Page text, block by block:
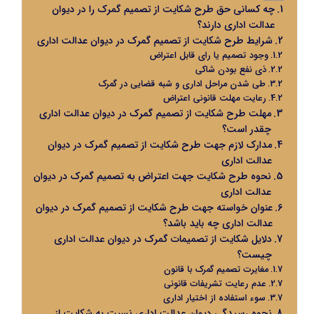
چه کسانی حق طرح شکایت از تصمیم گمرک را در دیوان
عدالت اداری دارند؟
شرایط طرح شکایت از تصمیم گمرک در دیوان عدالت اداری
وجود تصمیم یا رای قابل اعتراض
ذی نفع بودن شاکی
طی شدن مراحل اداری و شبه قضایی در گمرک
رعایت مهلت قانونی اعتراض
مهلت طرح شکایت از تصمیم گمرک در دیوان عدالت اداری
چقدر است؟
مدارک لازم جهت طرح شکایت از تصمیم گمرک در دیوان
عدالت اداری
نحوه طرح شکایت جهت اعتراض به تصمیم گمرک در دیوان
عدالت اداری
عنوان خواسته جهت طرح شکایت از تصمیم گمرک در دیوان
عدالت اداری چه باید باشد؟
دلایل شکایت از تصمیمات گمرک در دیوان عدالت اداری
چیست؟
مغایرت تصمیم گمرک با قانون
عدم رعایت تشریفات قانونی
سوء استفاده از اختیار اداری